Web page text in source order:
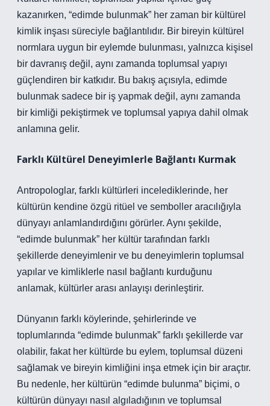
kazanırken, “edimde bulunmak” her zaman bir kültürel
kimlik inşası süreciyle bağlantılıdır. Bir bireyin kültürel
normlara uygun bir eylemde bulunması, yalnızca kişisel
bir davranış değil, aynı zamanda toplumsal yapıyı
güçlendiren bir katkıdır. Bu bakış açısıyla, edimde
bulunmak sadece bir iş yapmak değil, aynı zamanda
bir kimliği pekiştirmek ve toplumsal yapıya dahil olmak
anlamına gelir.
Farklı Kültürel Deneyimlerle Bağlantı Kurmak
Antropologlar, farklı kültürleri incelediklerinde, her
kültürün kendine özgü ritüel ve semboller aracılığıyla
dünyayı anlamlandırdığını görürler. Aynı şekilde,
“edimde bulunmak” her kültür tarafından farklı
şekillerde deneyimlenir ve bu deneyimlerin toplumsal
yapılar ve kimliklerle nasıl bağlantı kurduğunu
anlamak, kültürler arası anlayışı derinleştirir.
Dünyanın farklı köylerinde, şehirlerinde ve
toplumlarında “edimde bulunmak” farklı şekillerde var
olabilir, fakat her kültürde bu eylem, toplumsal düzeni
sağlamak ve bireyin kimliğini inşa etmek için bir araçtır.
Bu nedenle, her kültürün “edimde bulunma” biçimi, o
kültürün dünyayı nasıl algıladığının ve toplumsal